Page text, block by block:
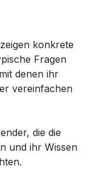
konkrete
Fragen
denen ihr
vereinfachen
die die
und ihr Wissen